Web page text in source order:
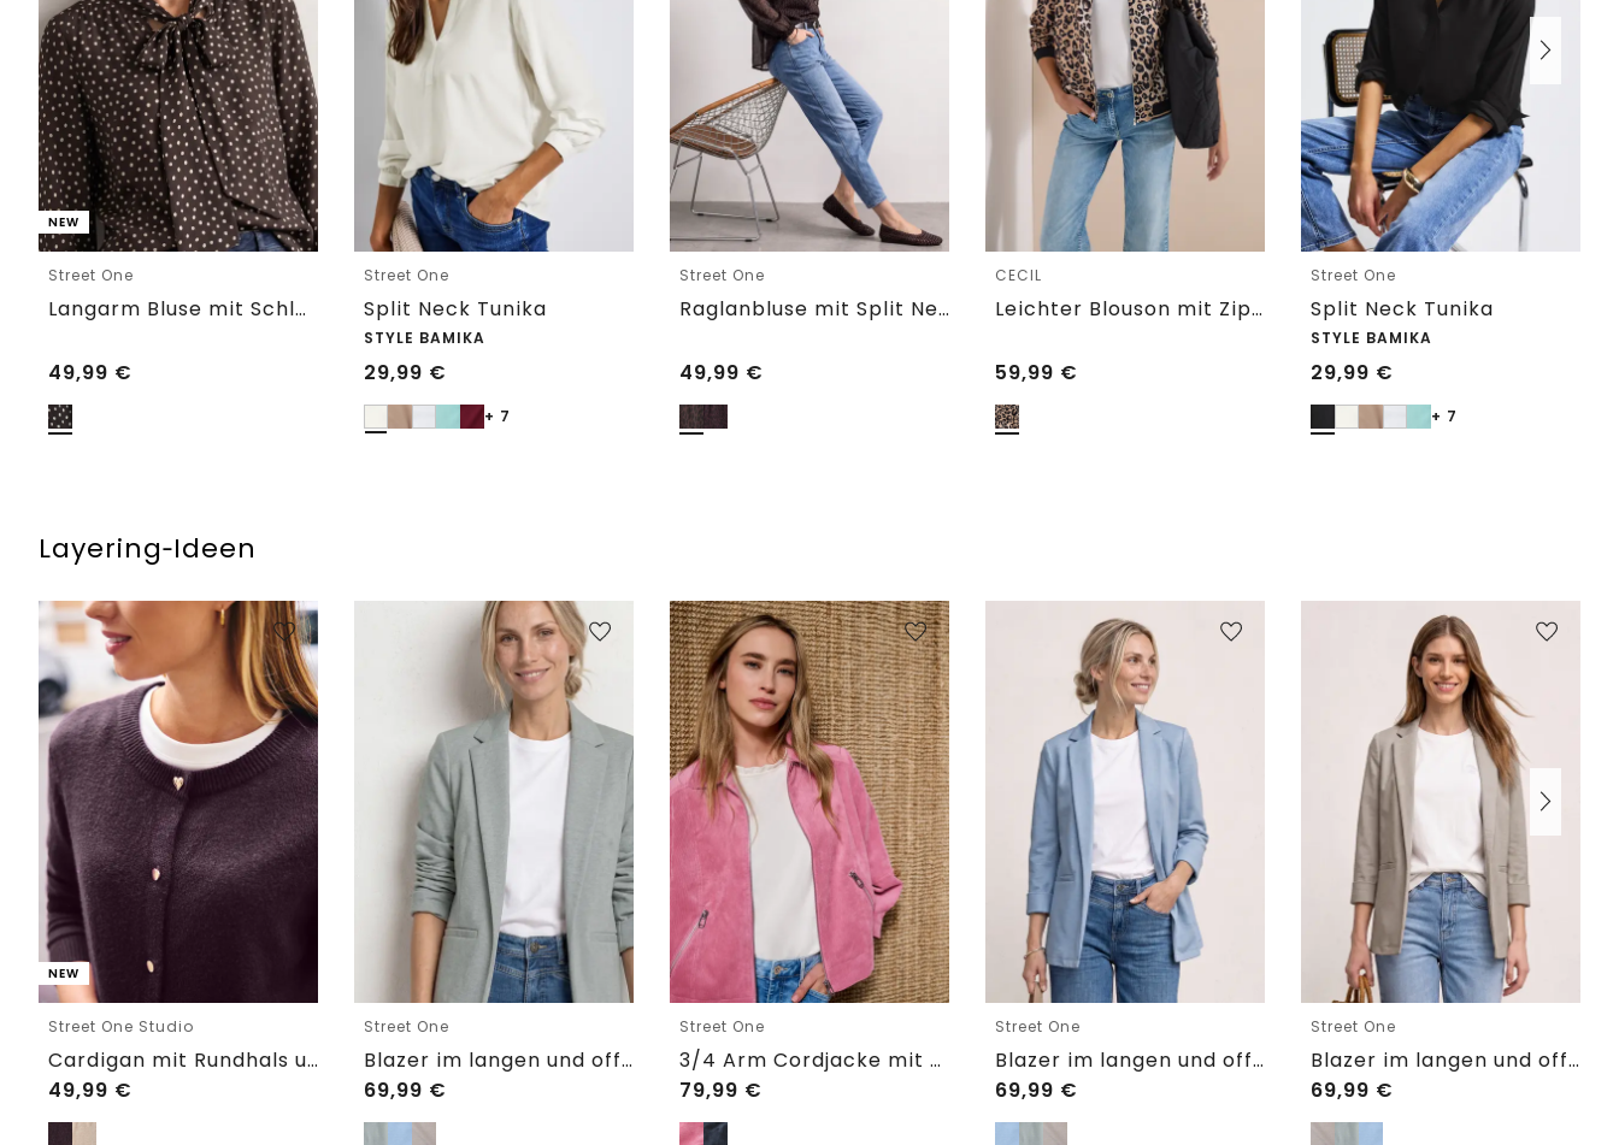
NEW
Street One
Langarm Bluse mit Schleifendetail
49,99 €
Street One
Split Neck Tunika
STYLE BAMIKA
29,99 €
+ 7
Street One
Raglanbluse mit Split Neck und Print
49,99 €
CECIL
Leichter Blouson mit Zipper und Leo-Print
59,99 €
Street One
Split Neck Tunika
STYLE BAMIKA
29,99 €
+ 7
Layering‑Ideen
NEW
Street One Studio
Cardigan mit Rundhals und Knöpfen
49,99 €
Street One
Blazer im langen und offenen Schnitt
69,99 €
Street One
3/4 Arm Cordjacke mit Hemdkragen
79,99 €
Street One
Blazer im langen und offenen Schnitt
69,99 €
Street One
Blazer im langen und offenen Schnitt
69,99 €